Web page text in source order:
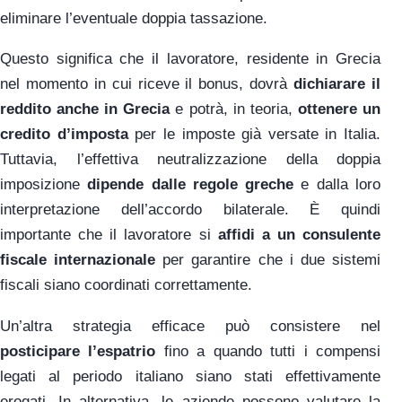
eliminare l’eventuale doppia tassazione.
Questo significa che il lavoratore, residente in Grecia
nel momento in cui riceve il bonus, dovràdichiarare il
reddito anche in Greciae potrà, in teoria, ottenere un
credito d’impostaper le imposte già versate in Italia.
Tuttavia, l’effettiva neutralizzazione della doppia
imposizionedipende dalle regole greche e dalla loro
interpretazione dell’accordo bilaterale. È quindi
importante che il lavoratore si affidi a un consulente
fiscale internazionale per garantire che i due sistemi
fiscali siano coordinati correttamente.
Un’altra strategia efficace può consistere nel
posticipare l’espatrio fino a quando tutti i compensi
legati al periodo italiano siano stati effettivamente